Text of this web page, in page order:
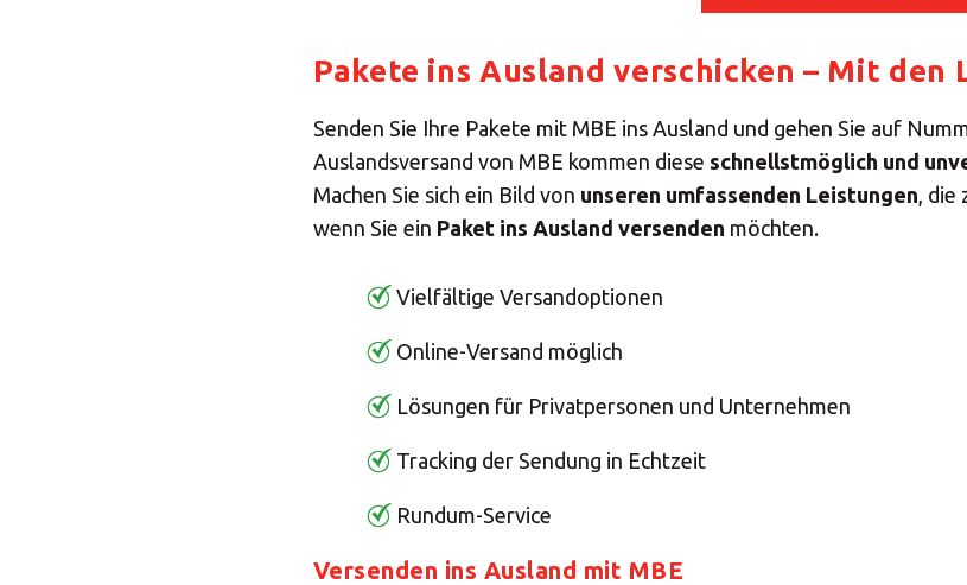
Pakete ins Ausland verschicken – Mit den
Senden Sie Ihre Pakete mit MBE ins Ausland und gehen Sie auf
Auslandsversand von MBE kommen diese schnellstmöglich und
Machen Sie sich ein Bild von unseren umfassenden Leistungen ,
wenn Sie ein Paket ins Ausland versenden möchten.
Vielfältige Versandoptionen
Online-Versand möglich
Lösungen für Privatpersonen und Unternehmen
Tracking der Sendung in Echtzeit
Rundum-Service
Versenden ins Ausland mit MBE